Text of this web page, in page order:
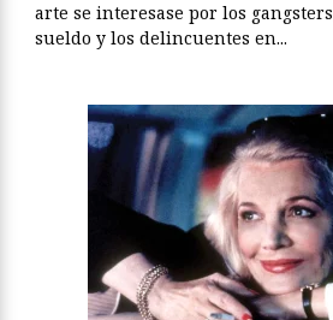
arte se interesase por los
sueldo y los delincuentes en...